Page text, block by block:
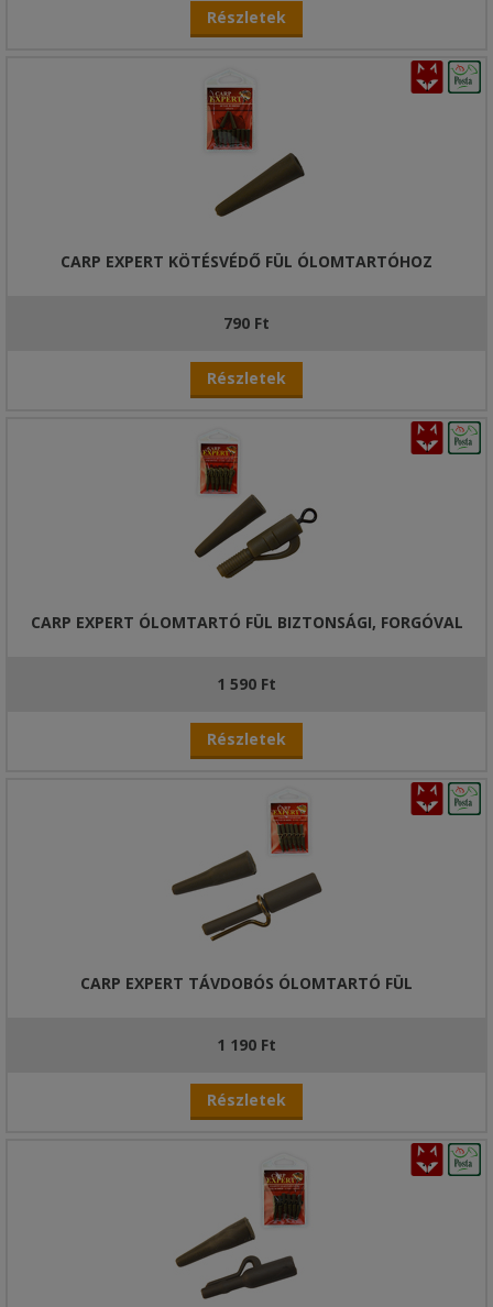
Részletek
CARP EXPERT KÖTÉSVÉDŐ FÜL ÓLOMTARTÓHOZ
790 Ft
Részletek
CARP EXPERT ÓLOMTARTÓ FÜL BIZTONSÁGI, FORGÓVAL
1 590 Ft
Részletek
CARP EXPERT TÁVDOBÓS ÓLOMTARTÓ FÜL
1 190 Ft
Részletek